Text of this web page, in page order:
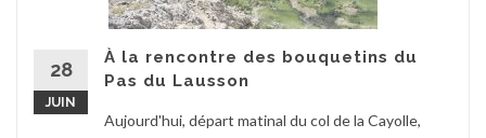
28
JUIN
À la rencontre des bouquetins du
Pas du Lausson
Aujourd'hui, départ matinal du col de la Cayolle,